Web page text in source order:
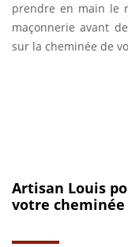
prendre en main le
maçonnerie avant
sur la cheminée de
Artisan Louis
votre